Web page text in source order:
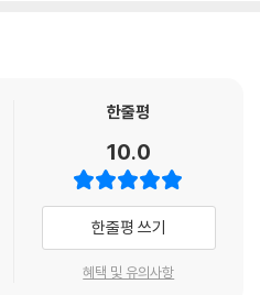
만들기
기
답까지 한눈에 확인하기
성하기
기
데이터 불러오기
하게, AI와 함께 편리하게!
나 자신의 수준에 맞게 필요한 업무
동화
(Google Sites)를 활용해 클릭만으
인 교무실을 구축할 수 있습니다.
무 자동화
자동으로 생성하고 수정하는 방법을
덜 수 있는 방법을 제시하고 있습니
원, 국가인공지능위원회 산업·공공분과위
전 속에서 교육 현장 활용 방안을 고
용이 책으로 출간되어 매우 기쁩니
한줄평
10.0
한줄평 쓰기
혜택 및 유의사항